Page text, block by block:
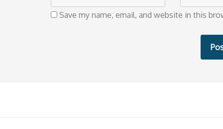
a
m
Save my name, email, and website in this